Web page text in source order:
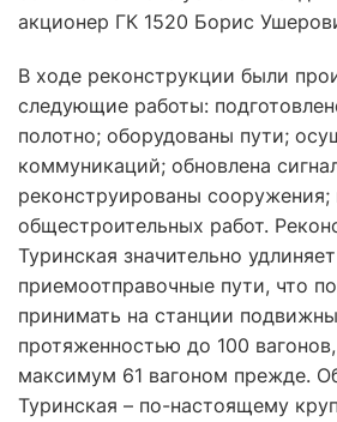
акционер ГК 1520 Борис
В ходе реконструкции были
следующие работы:
полотно; оборудованы пути;
коммуникаций; обновлена
реконструированы сооружения;
общестроительных работ.
Туринская значительно удлиняет
приемоотправочные пути, что
принимать на станции
протяженностью до 100
максимум 61 вагоном прежде.
Туринская – по-настоящему